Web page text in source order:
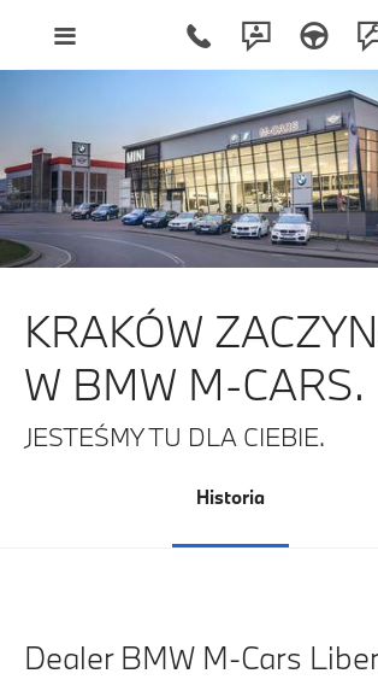
Kraków zaczyna
KRAKÓW
W BMW M‑CARS.
JESTEŚMY TU DLA CIEBIE.
Historia
Dealer BMW M-Cars